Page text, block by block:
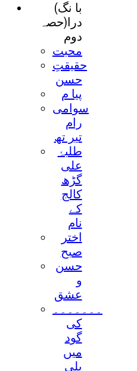
(با نگ
درا(حصہ
دوم
محبت
حقيقتِ
حسن
پيا م
سوامی
رام
تير تھ
طلبۂ
علی
گڑھ
کالج
کے
نام
اختر
صبح
حسن
و
عشق
۔۔۔۔۔۔۔
کی
گود
ميں
بلی